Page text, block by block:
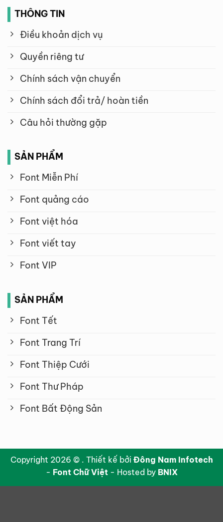
THÔNG TIN
Điều khoản dịch vụ
Quyền riêng tư
Chính sách vận chuyển
Chính sách đổi trả/ hoàn tiền
Câu hỏi thường gặp
SẢN PHẨM
Font Miễn Phí
Font quảng cáo
Font việt hóa
Font viết tay
Font VIP
SẢN PHẨM
Font Tết
Font Trang Trí
Font Thiệp Cưới
Font Thư Pháp
Font Bất Động Sản
Copyright 2026 © . Thiết kế bởi Đông Nam Infotech
- Font Chữ Việt- Hosted by BNIX